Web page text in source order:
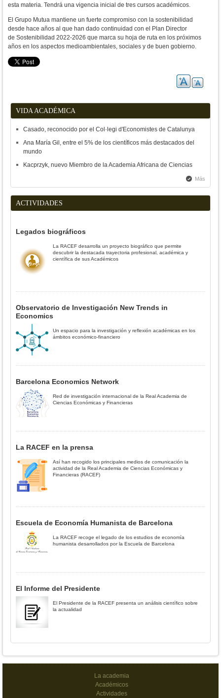
esta materia. Tendrá una vigencia inicial de tres cursos académicos.
El Grupo Mutua mantiene un fuerte compromiso con la sostenibilidad
desde hace años al que han dado continuidad con el Plan Director
de Sostenibilidad 2022-2026 que marca su hoja de ruta en los próximos
años en los aspectos medioambientales, sociales y de buen gobierno.
VIDA ACADÉMICA
Casado, reconocido por el Col·legi d'Economistes de Catalunya
Ana María Gil, entre el 5% de los científicos más destacados del
mundo
Kacprzyk, nuevo Miembro de la Academia Africana de Ciencias
Más
ACTIVIDADES
Legados biográficos
La RACEF desarrolla un proyecto biográfico que permite
descubrir la destacada trayectoria profesional, académica y
científica de sus Académicos
Observatorio de Investigación New Trends in
Economics
Un espacio para la investigación y reflexión académicas en los
ámbitos económico-financiero
Barcelona Economics Network
Red de investigación internacional de la Real Academia de
Ciencias Económicas y Financieras
La RACEF en la prensa
Así han recogido los principales medios de comunicación la
actividad de la Real Academia de Ciencias Económicas y
Financieras (RACEF)
Escuela de Economía Humanista de Barcelona
La RACEF recoge el legado de los estudios de economía
humanista desarrollados por la Escuela de Barcelona
El Informe del Presidente
El Presidente de la RACEF presenta un análisis científico sobre
la actualidad
La academia
Académicos
Actividades